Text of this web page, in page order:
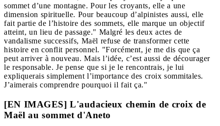
sommet d’une montagne. Pour les croyants, elle a une
dimension spirituelle. Pour beaucoup d’alpinistes aussi, elle
fait partie de l’histoire des sommets, elle marque un objectif
atteint, un lieu de passage." Malgré les deux actes de
vandalisme successifs, Maël refuse de transformer cette
histoire en conflit personnel. "Forcément, je me dis que ça
peut arriver à nouveau. Mais l’idée, c’est aussi de décourager
le responsable. Je pense que si je le rencontrais, je lui
expliquerais simplement l’importance des croix sommitales.
J’aimerais comprendre pourquoi il fait ça."
[EN IMAGES] L'audacieux chemin de croix de
Maël au sommet d'Aneto